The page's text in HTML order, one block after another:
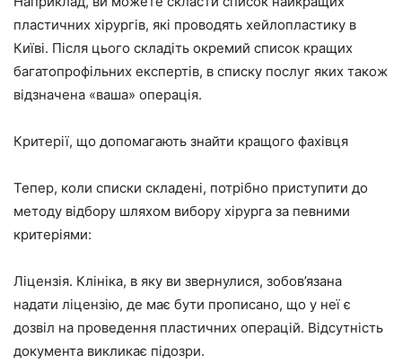
пластичних хірургів, які проводять хейлопластику в
Київі. Після цього складіть окремий список кращих
багатопрофільних експертів, в списку послуг яких також
відзначена «ваша» операція.
Критерії, що допомагають знайти кращого фахівця
Тепер, коли списки складені, потрібно приступити до
методу відбору шляхом вибору хірурга за певними
критеріями:
Ліцензія. Клініка, в яку ви звернулися, зобов’язана
надати ліцензію, де має бути прописано, що у неї є
дозвіл на проведення пластичних операцій. Відсутність
документа викликає підозри.